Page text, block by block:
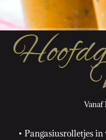
Vanaf
• Pangasiusrolletjes